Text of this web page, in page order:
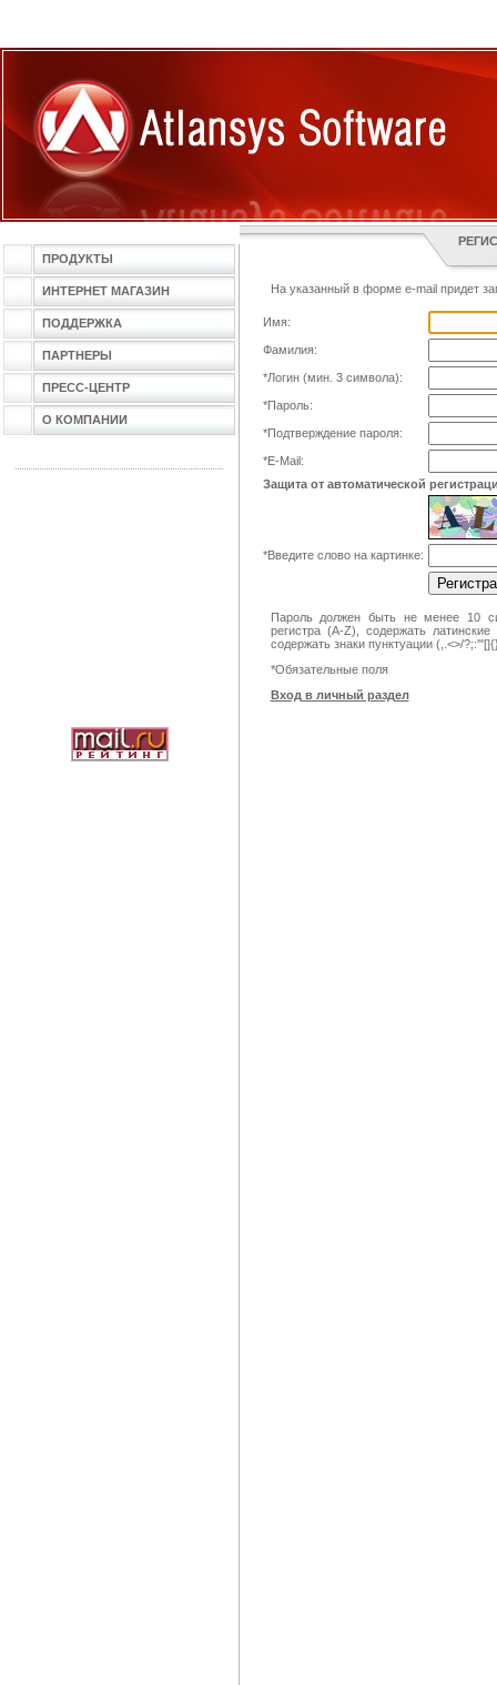
ПРОДУКТЫ
ИНТЕРНЕТ МАГАЗИН
ПОДДЕРЖКА
ПАРТНЕРЫ
ПРЕСС-ЦЕНТР
О КОМПАНИИ
На указанный в форме e-mail придет
Имя:
Фамилия:
*Логин (мин. 3 символа):
*Пароль:
*Подтверждение пароля:
*E-Mail:
Защита от автоматической
*Введите слово на картинке:
Пароль должен быть не менее 10
регистра (A-Z), содержать
содержать знаки пунктуации (,.<>/
*Обязательные поля
Вход в личный раздел